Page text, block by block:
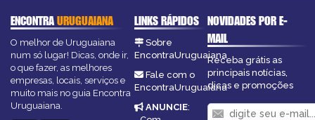
ENCONTRAURUGUAIANA
O melhor de Uruguaiana
num só lugar! Dicas, onde ir,
o que fazer, as melhores
empresas, locais, serviços e
muito mais no guia Encontra
Uruguaiana.
LINKS RÁPIDOS
Sobre
EncontraUruguaiana
Fale com o
EncontraUruguaiana
ANUNCIE:
NOVIDADES POR E-
MAIL
Receba grátis as
principais notícias,
dicas e promoções